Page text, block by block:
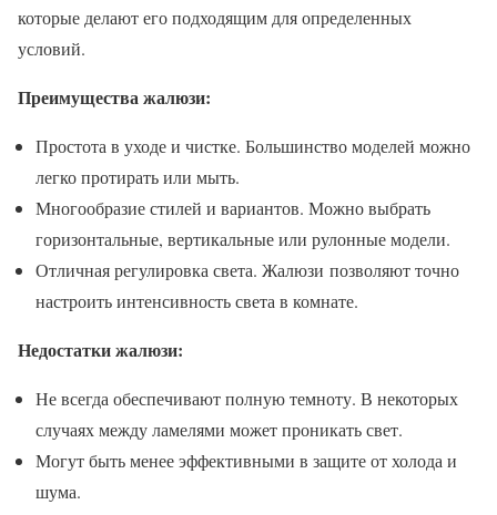
которые делают его подходящим для определенных
условий.
Преимущества жалюзи:
Простота в уходе и чистке. Большинство моделей можно
легко протирать или мыть.
Многообразие стилей и вариантов. Можно выбрать
горизонтальные, вертикальные или рулонные модели.
Отличная регулировка света. Жалюзи позволяют точно
настроить интенсивность света в комнате.
Недостатки жалюзи:
Не всегда обеспечивают полную темноту. В некоторых
случаях между ламелями может проникать свет.
Могут быть менее эффективными в защите от холода и
шума.